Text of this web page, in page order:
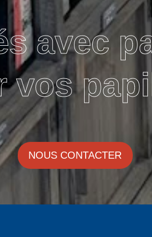
avec
vos
NOUS CONTACTER